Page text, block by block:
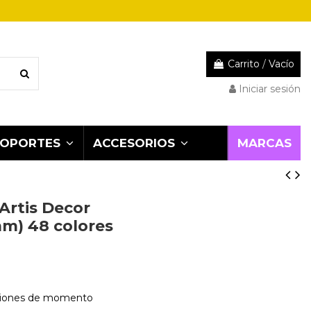
Carrito / Vacío
Iniciar sesión
ACCESORIOS MARCAS
Decor
48 colores
de momento